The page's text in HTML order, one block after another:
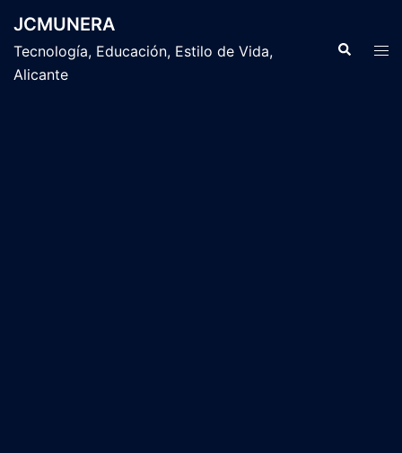
contenido
JCMUNERA
Tecnología, Educación, Estilo de Vida,
Alicante
Buscar